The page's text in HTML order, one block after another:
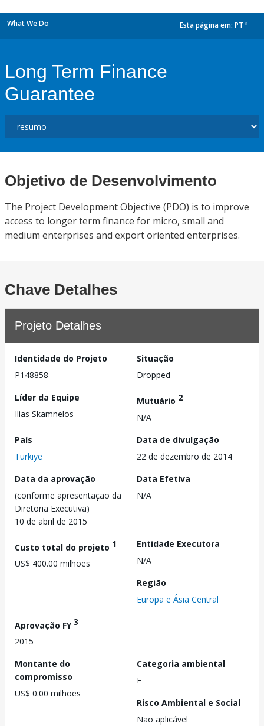
What We Do Esta página em: PT
Long Term Finance
Guarantee
Objetivo de Desenvolvimento
The Project Development Objective (PDO) is to improve
access to longer term finance for micro, small and
medium enterprises and export oriented enterprises.
Chave Detalhes
Projeto Detalhes
Identidade do Projeto
P148858
Situação
Dropped
Líder da Equipe
Ilias Skamnelos
Mutuário 2
N/A
País
Turkiye
Data de divulgação
22 de dezembro de 2014
Data da aprovação
(conforme apresentação da
Diretoria Executiva)
10 de abril de 2015
Data Efetiva
N/A
Custo total do projeto 1
US$ 400.00 milhões
Entidade Executora
N/A
Região
Europa e Ásia Central
Aprovação FY3
2015
Montante do
compromisso
US$ 0.00 milhões
Categoria ambiental
F
Risco Ambiental e Social
Não aplicável